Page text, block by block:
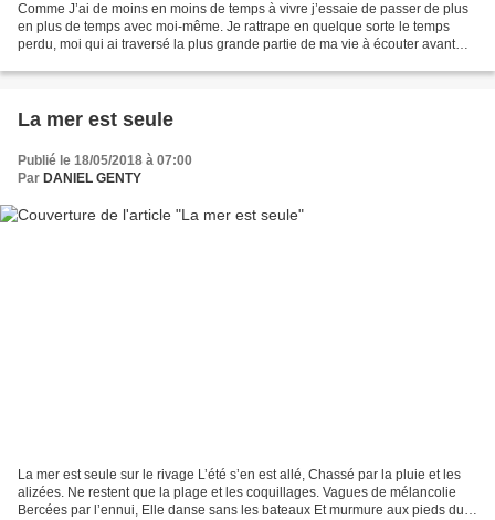
Comme J’ai de moins en moins de temps à vivre j’essaie de passer de plus
en plus de temps avec moi-même. Je rattrape en quelque sorte le temps
perdu, moi qui ai traversé la plus grande partie de ma vie à écouter avant
La mer est seule
Publié le 18/05/2018 à 07:00
Par DANIEL GENTY
La mer est seule sur le rivage L’été s’en est allé, Chassé par la pluie et les
alizées. Ne restent que la plage et les coquillages. Vagues de mélancolie
Bercées par l’ennui, Elle danse sans les bateaux Et murmure aux pieds du